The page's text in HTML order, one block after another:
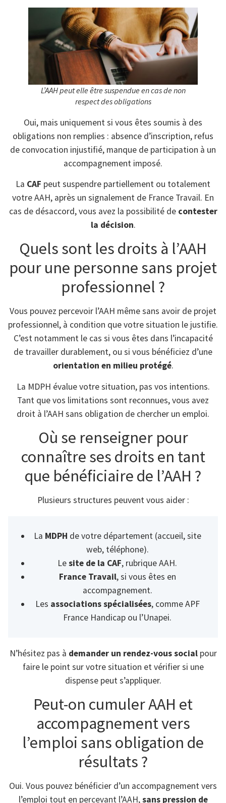
L’AAH peut elle être suspendue en cas de non
respect des obligations
Oui, mais uniquement si vous êtes soumis à des
obligations non remplies : absence d’inscription, refus
de convocation injustifié, manque de participation à un
accompagnement imposé.
La CAF peut suspendre partiellement ou totalement
votre AAH, après un signalement de France Travail. En
cas de désaccord, vous avez la possibilité de contester
la décision.
Quels sont les droits à l’AAH
pour une personne sans projet
professionnel ?
Vous pouvez percevoir l’AAH même sans avoir de projet
professionnel, à condition que votre situation le justifie.
C’est notamment le cas si vous êtes dans l’incapacité
de travailler durablement, ou si vous bénéficiez d’une
orientation en milieu protégé.
La MDPH évalue votre situation, pas vos intentions.
Tant que vos limitations sont reconnues, vous avez
droit à l’AAH sans obligation de chercher un emploi.
Où se renseigner pour
connaître ses droits en tant
que bénéficiaire de l’AAH ?
Plusieurs structures peuvent vous aider :
La MDPH de votre département (accueil, site
web, téléphone).
Lesite de la CAF, rubrique AAH.
France Travail, si vous êtes en
accompagnement.
Les associations spécialisées, comme APF
France Handicap ou l’Unapei.
N’hésitez pas à demander un rendez-vous socialpour
faire le point sur votre situation et vérifier si une
dispense peut s’appliquer.
Peut-on cumuler AAH et
accompagnement vers
l’emploi sans obligation de
résultats ?
Oui. Vous pouvez bénéficier d’un accompagnement vers
l’emploi tout en percevant l’AAH,sans pression de